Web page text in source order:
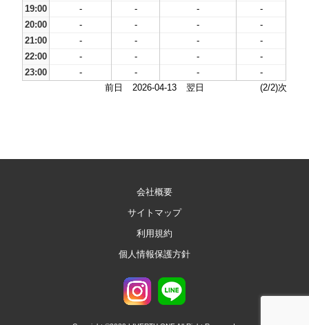
19:00
- - -
-
20:00
- - -
-
21:00
- - -
-
22:00
- - -
-
23:00
- - -
-
前日
2026-04-13 翌日 (2/2)次
会社概要
サイトマップ
利用規約
個人情報保護方針